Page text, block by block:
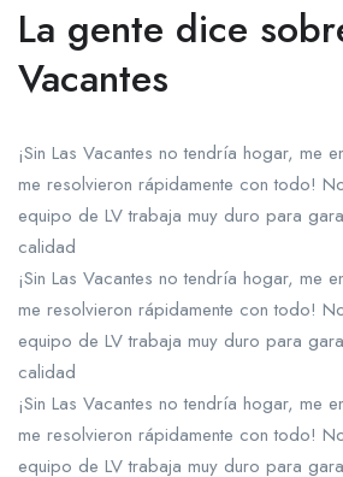
La gente dice
Vacantes
¡Sin Las Vacantes no tendría hogar, me
me resolvieron rápidamente con todo!
equipo de LV trabaja muy duro para
calidad
¡Sin Las Vacantes no tendría hogar, me
me resolvieron rápidamente con todo!
equipo de LV trabaja muy duro para
calidad
¡Sin Las Vacantes no tendría hogar, me
me resolvieron rápidamente con todo!
equipo de LV trabaja muy duro para